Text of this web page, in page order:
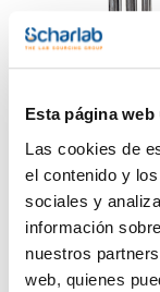
Esta página
Las cookies de
el contenido y
sociales y
información
nuestros
web, quienes
Recursos